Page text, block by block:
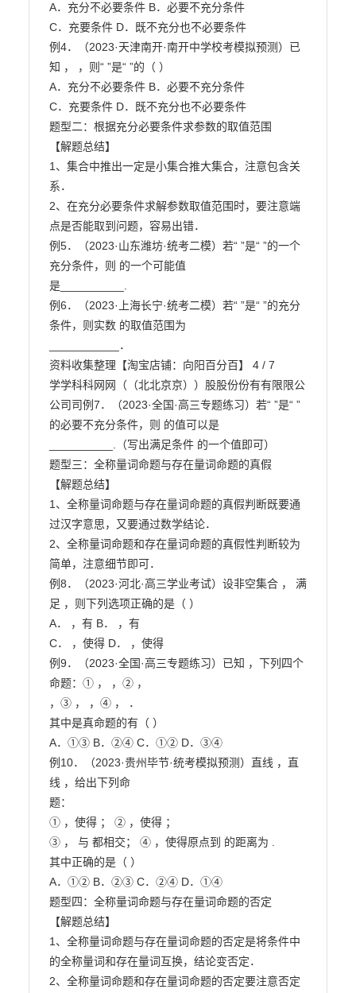
A．充分不必要条件 B．必要不充分条件
C．充要条件 D．既不充分也不必要条件
例4．（2023·天津南开·南开中学校考模拟预测）已
知 ， ，则“ ”是“ ”的（ ）
A．充分不必要条件 B．必要不充分条件
C．充要条件 D．既不充分也不必要条件
题型二：根据充分必要条件求参数的取值范围
【解题总结】
1、集合中推出一定是小集合推大集合，注意包含关
系．
2、在充分必要条件求解参数取值范围时，要注意端
点是否能取到问题，容易出错．
例5．（2023·山东潍坊·统考二模）若“ ”是“ ”的一个
充分条件，则 的一个可能值
是__________.
例6．（2023·上海长宁·统考二模）若“ ”是“ ”的充分
条件，则实数 的取值范围为
___________．
资料收集整理【淘宝店铺：向阳百分百】 4 / 7
学学科科网网（（北北京京））股股份份有有限限公
公司司例7．（2023·全国·高三专题练习）若“ ”是“ ”
的必要不充分条件，则 的值可以是
__________.（写出满足条件 的一个值即可）
题型三：全称量词命题与存在量词命题的真假
【解题总结】
1、全称量词命题与存在量词命题的真假判断既要通
过汉字意思，又要通过数学结论．
2、全称量词命题和存在量词命题的真假性判断较为
简单，注意细节即可．
例8．（2023·河北·高三学业考试）设非空集合 ， 满
足 ，则下列选项正确的是（ ）
A． ，有 B． ，有
C． ，使得 D． ，使得
例9．（2023·全国·高三专题练习）已知 ，下列四个
命题：① ， ，② ，
，③ ， ，④ ， ．
其中是真命题的有（ ）
A．①③ B．②④ C．①② D．③④
例10．（2023·贵州毕节·统考模拟预测）直线 ，直
线 ，给出下列命
题：
① ，使得 ； ② ，使得 ；
③ ， 与 都相交； ④ ，使得原点到 的距离为 .
其中正确的是（ ）
A．①② B．②③ C．②④ D．①④
题型四：全称量词命题与存在量词命题的否定
【解题总结】
1、全称量词命题与存在量词命题的否定是将条件中
的全称量词和存在量词互换，结论变否定．
2、全称量词命题和存在量词命题的否定要注意否定